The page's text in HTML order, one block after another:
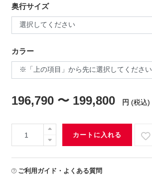
奥行サイズ
カラー
196,790 〜 199,800 円 (税込)
カートに入れる
ご利用ガイド・よくある質問